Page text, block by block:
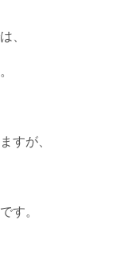
、
すが、
す。